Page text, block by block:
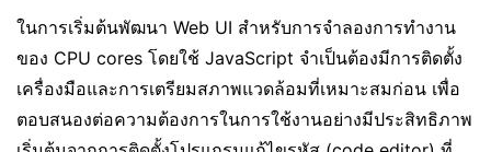
ในการเริ่มต้นพัฒนา Web UI สำหรับการจำลองการทำงาน
ของ CPU cores โดยใช้ JavaScript จำเป็นต้องมีการติดตั้ง
เครื่องมือและการเตรียมสภาพแวดล้อมที่เหมาะสมก่อน เพื่อ
ตอบสนองต่อความต้องการในการใช้งานอย่างมีประสิทธิภาพ